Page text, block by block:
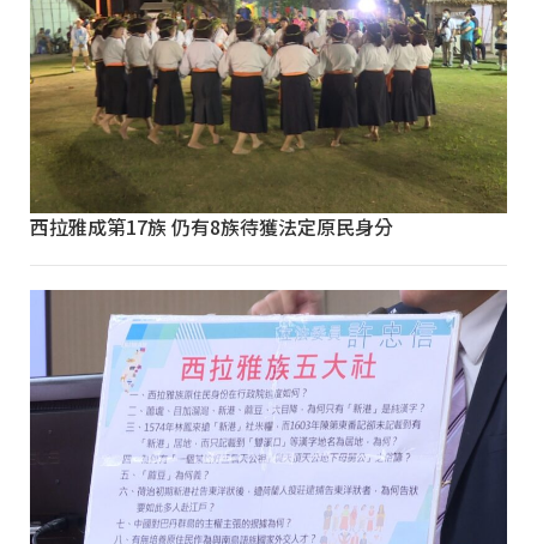
西拉雅成第17族 仍有8族待獲法定原民身分